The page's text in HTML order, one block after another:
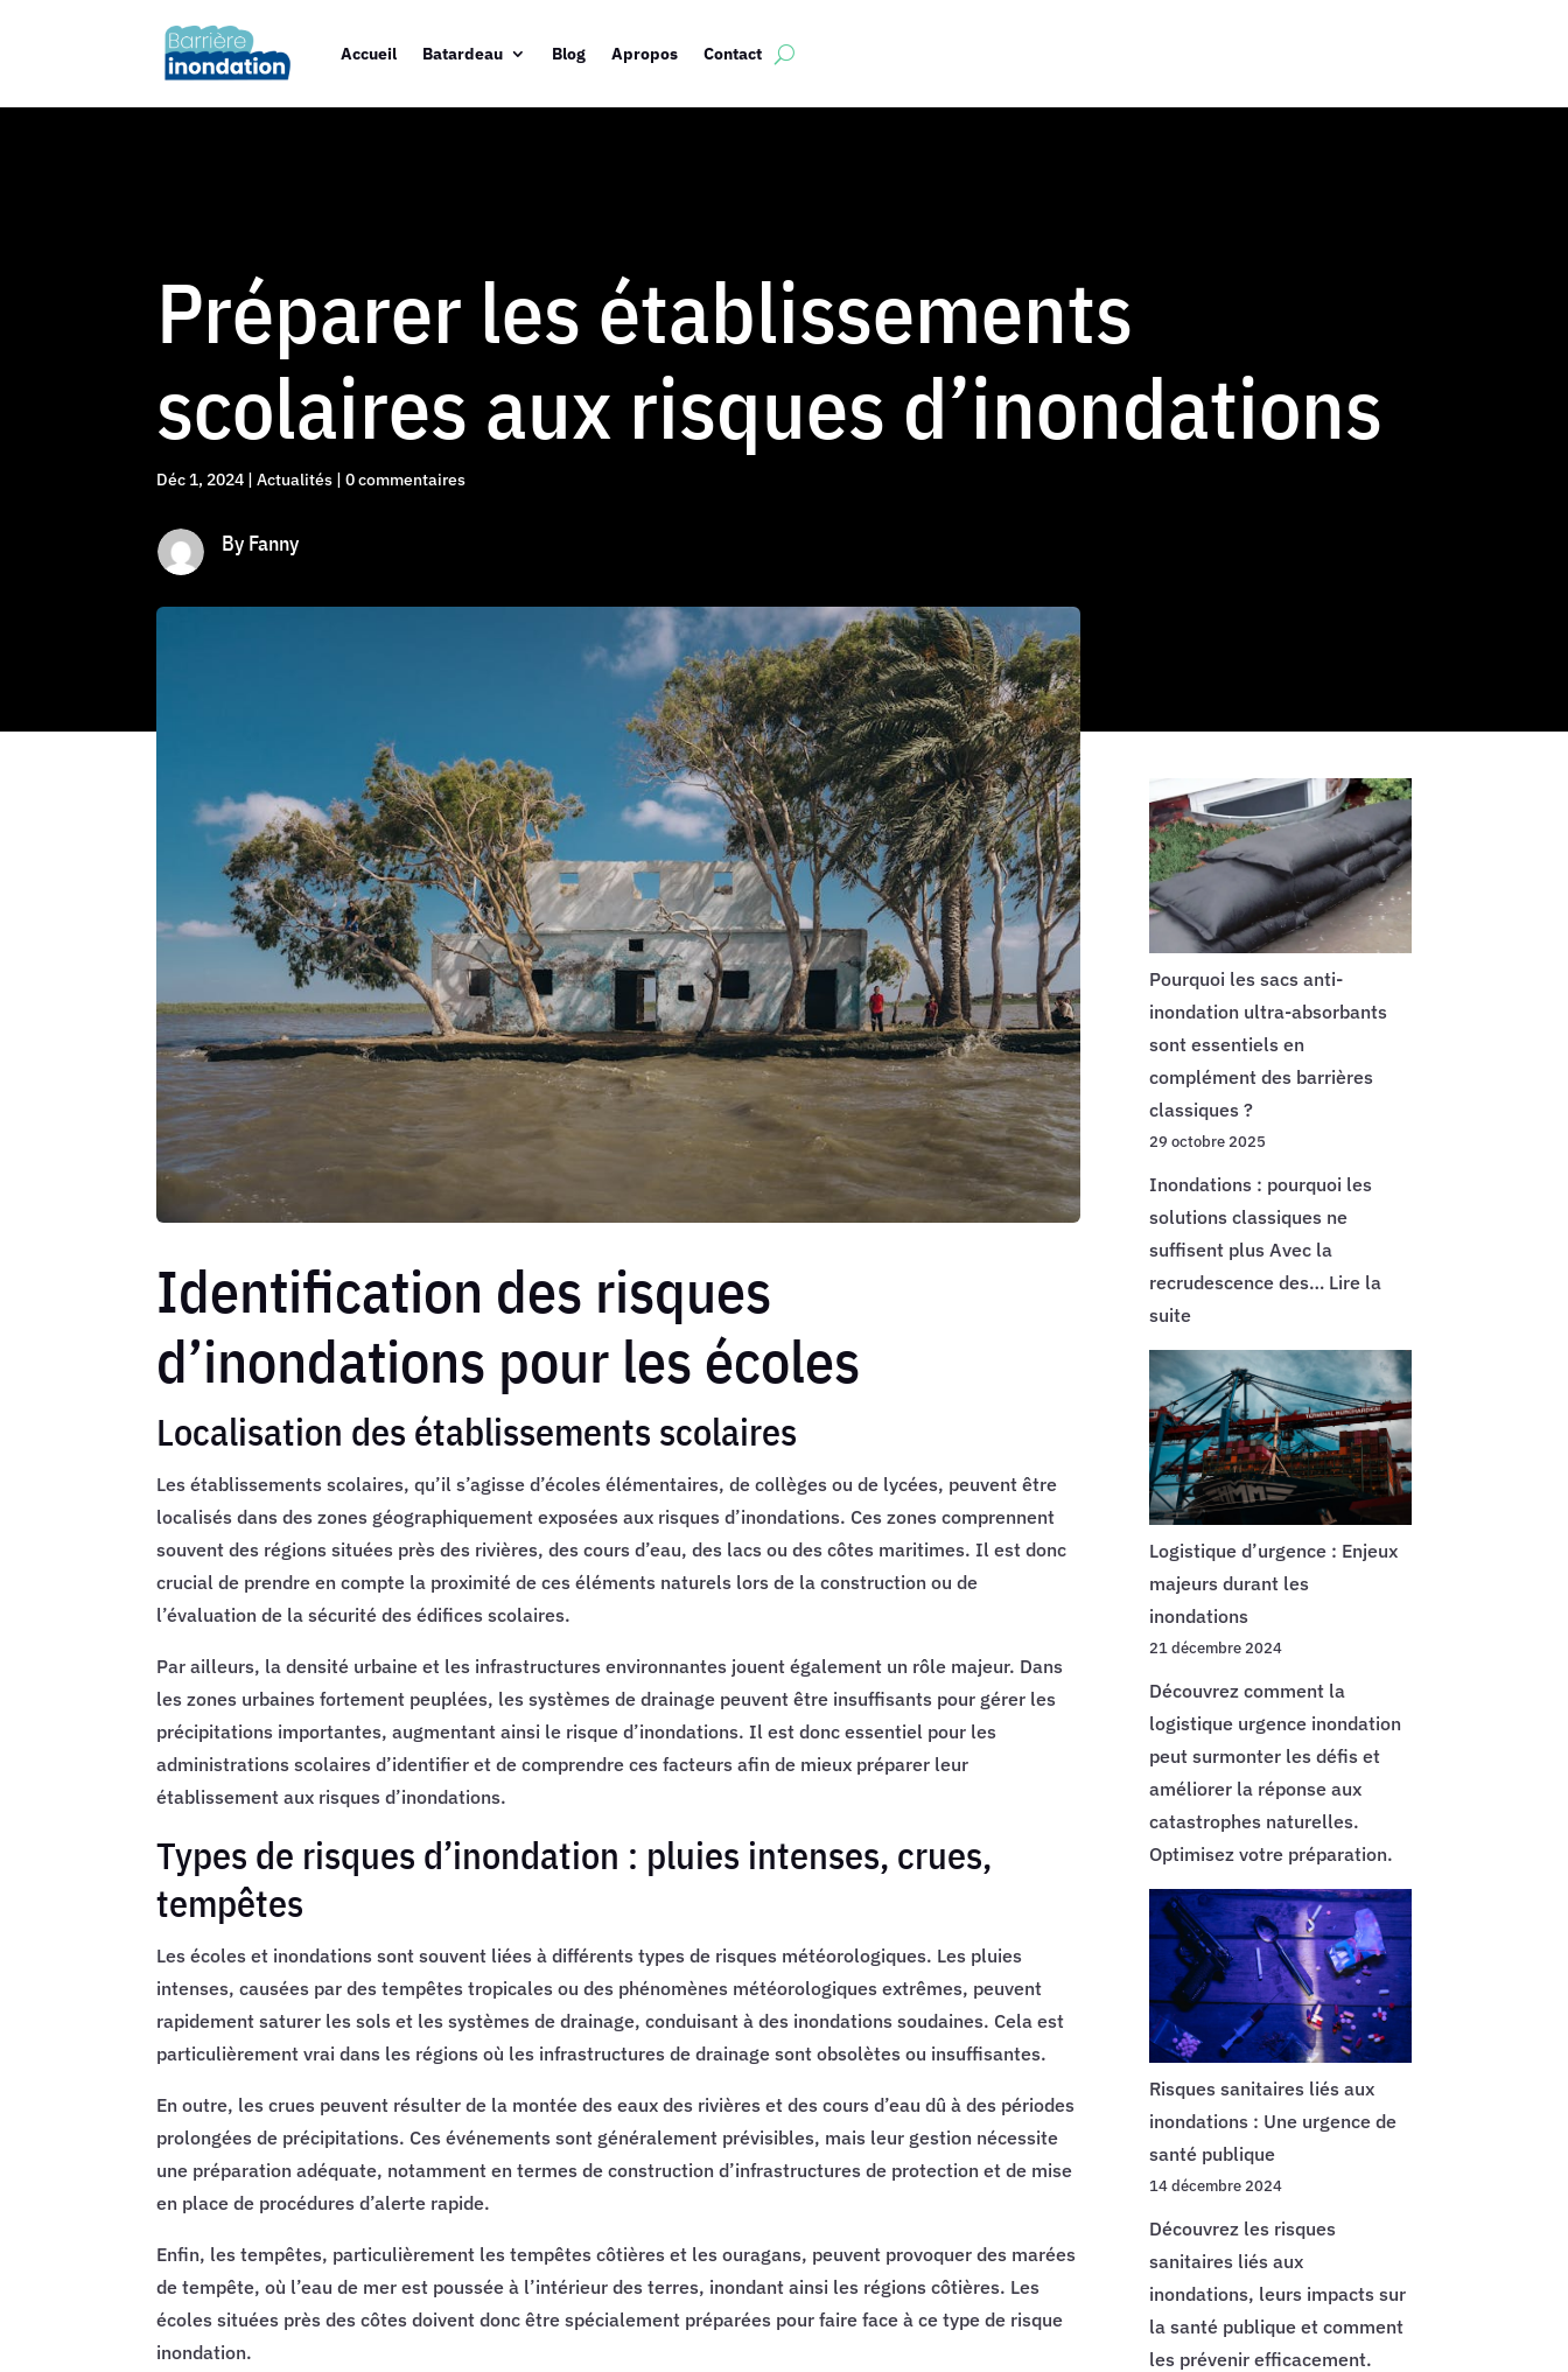
Accueil Batardeau Blog Apropos Contact
Préparer les établissements
scolaires aux risques d’inondations
Déc 1, 2024 |Actualités |0 commentaires
By Fanny
Identification des risques
d’inondations pour les écoles
Localisation des établissements scolaires
Les établissements scolaires, qu’il s’agisse d’écoles élémentaires, de collèges ou de lycées, peuvent être
localisés dans des zones géographiquement exposées aux risques d’inondations. Ces zones comprennent
souvent des régions situées près des rivières, des cours d’eau, des lacs ou des côtes maritimes. Il est donc
crucial de prendre en compte la proximité de ces éléments naturels lors de la construction ou de
l’évaluation de la sécurité des édifices scolaires.
Par ailleurs, la densité urbaine et les infrastructures environnantes jouent également un rôle majeur. Dans
les zones urbaines fortement peuplées, les systèmes de drainage peuvent être insuffisants pour gérer les
précipitations importantes, augmentant ainsi le risque d’inondations. Il est donc essentiel pour les
administrations scolaires d’identifier et de comprendre ces facteurs afin de mieux préparer leur
établissement aux risques d’inondations.
Types de risques d’inondation : pluies intenses, crues,
tempêtes
Les écoles et inondations sont souvent liées à différents types de risques météorologiques. Les pluies
intenses, causées par des tempêtes tropicales ou des phénomènes météorologiques extrêmes, peuvent
rapidement saturer les sols et les systèmes de drainage, conduisant à des inondations soudaines. Cela est
particulièrement vrai dans les régions où les infrastructures de drainage sont obsolètes ou insuffisantes.
En outre, les crues peuvent résulter de la montée des eaux des rivières et des cours d’eau dû à des périodes
prolongées de précipitations. Ces événements sont généralement prévisibles, mais leur gestion nécessite
une préparation adéquate, notamment en termes de construction d’infrastructures de protection et de mise
en place de procédures d’alerte rapide.
Enfin, les tempêtes, particulièrement les tempêtes côtières et les ouragans, peuvent provoquer des marées
de tempête, où l’eau de mer est poussée à l’intérieur des terres, inondant ainsi les régions côtières. Les
écoles situées près des côtes doivent donc être spécialement préparées pour faire face à ce type de risque
inondation.
Pourquoi les sacs anti-
inondation ultra-absorbants
sont essentiels en
complément des barrières
classiques ?
29 octobre 2025
Inondations : pourquoi les
solutions classiques ne
suffisent plus Avec la
recrudescence des… Lire la
suite:
Pourquoi
les
sacs
anti-
inondation
ultra-
absorbants
essentiels
en
des
barrières
classiques
?
Logistique d’urgence : Enjeux
majeurs durant les
inondations
21 décembre 2024
Découvrez comment la
logistique urgence inondation
peut surmonter les défis et
améliorer la réponse aux
catastrophes naturelles.
Optimisez votre préparation.
Risques sanitaires liés aux
inondations : Une urgence de
santé publique
14 décembre 2024
Découvrez les risques
sanitaires liés aux
inondations, leurs impacts sur
la santé publique et comment
les prévenir efficacement.